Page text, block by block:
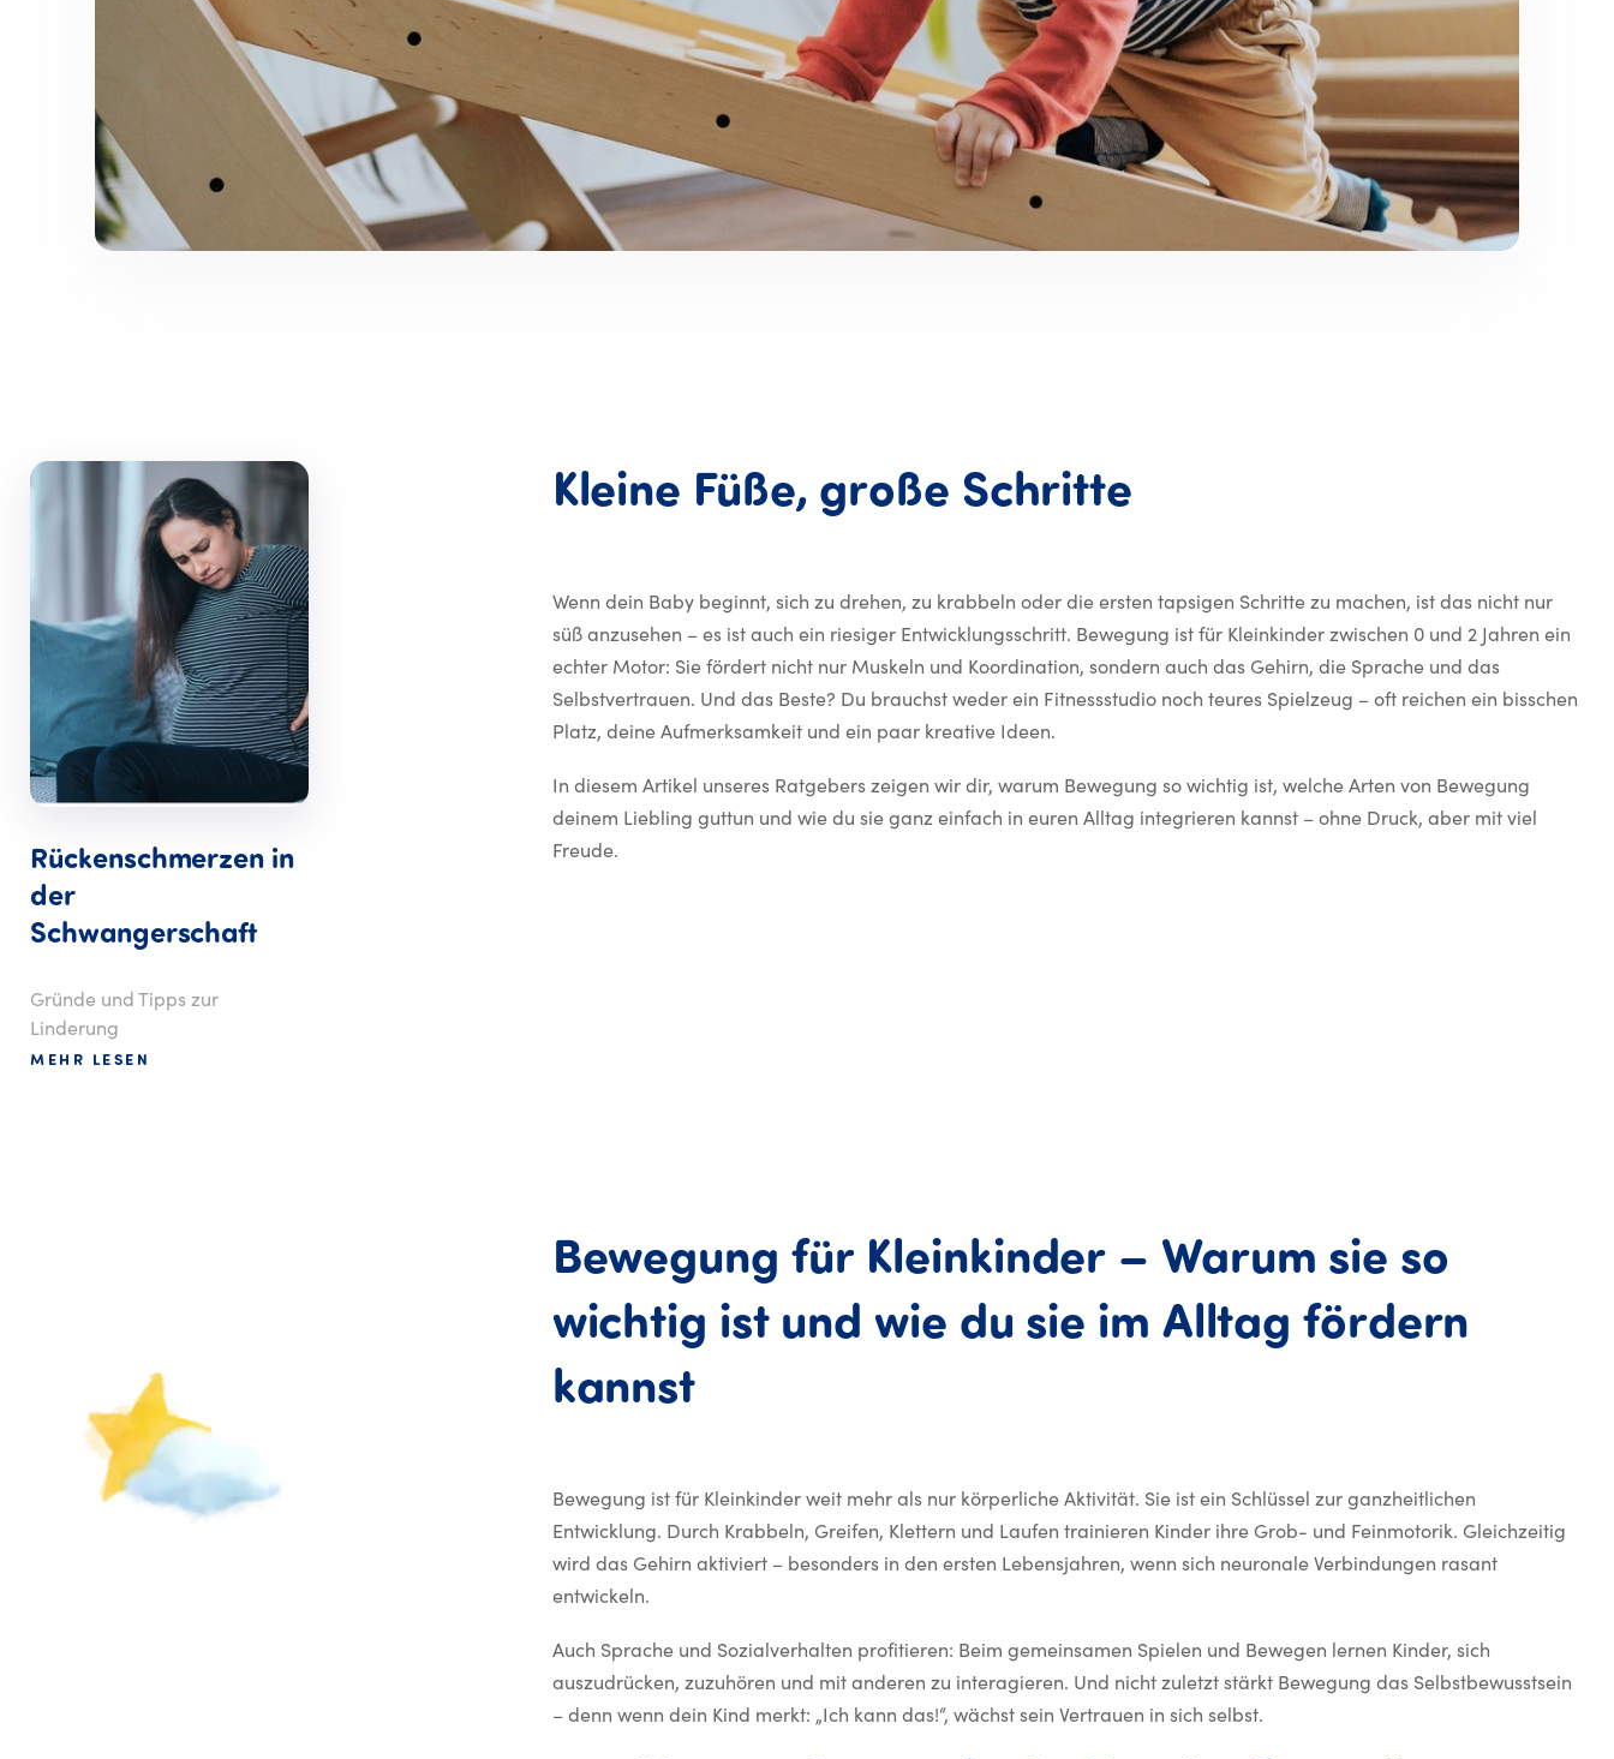
Rückenschmerzen in
der
Schwangerschaft
Gründe und Tipps zur
Linderung
MEHR LESEN
Kleine Füße, große SchritteKleine Füße, große
Wenn dein Baby beginnt, sich zu drehen, zu krabbeln oder die ersten tapsigen Schritte zu machen, ist das nicht nur
süß anzusehen – es ist auch ein riesiger Entwicklungsschritt. Bewegung ist für Kleinkinder zwischen 0 und 2 Jahren ein
echter Motor: Sie fördert nicht nur Muskeln und Koordination, sondern auch das Gehirn, die Sprache und das
Selbstvertrauen. Und das Beste? Du brauchst weder ein Fitnessstudio noch teures Spielzeug – oft reichen ein bisschen
Platz, deine Aufmerksamkeit und ein paar kreative Ideen.
In diesem Artikel unseres Ratgebers zeigen wir dir, warum Bewegung so wichtig ist, welche Arten von Bewegung
deinem Liebling guttun und wie du sie ganz einfach in euren Alltag integrieren kannst – ohne Druck, aber mit viel
Freude.
Bewegung für Kleinkinder – Warum sie so
wichtig ist und wie du sie im Alltag fördern
kannstBewegung für Kleinkinder – Warum sie
Bewegung ist für Kleinkinder weit mehr als nur körperliche Aktivität. Sie ist ein Schlüssel zur ganzheitlichen
Entwicklung. Durch Krabbeln, Greifen, Klettern und Laufen trainieren Kinder ihre Grob- und Feinmotorik. Gleichzeitig
wird das Gehirn aktiviert – besonders in den ersten Lebensjahren, wenn sich neuronale Verbindungen rasant
entwickeln.
Auch Sprache und Sozialverhalten profitieren: Beim gemeinsamen Spielen und Bewegen lernen Kinder, sich
auszudrücken, zuzuhören und mit anderen zu interagieren. Und nicht zuletzt stärkt Bewegung das Selbstbewusstsein
– denn wenn dein Kind merkt: „Ich kann das!“, wächst sein Vertrauen in sich selbst.